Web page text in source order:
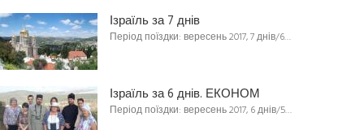
Ізраїль за 7 днів
Період поїздки: вересень 2017, 7 днів/6…
Ізраїль за 6 днів. ЕКОНОМ
Період поїздки: вересень 2017, 6 днів/5…